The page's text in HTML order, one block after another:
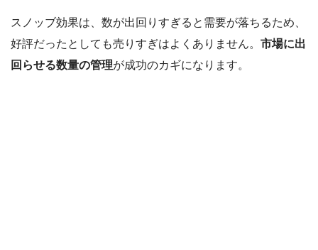
スノッブ効果は、数が出回りすぎると需要が落ちるため、
好評だったとしても売りすぎはよくありません。 市場に出
回らせる数量の管理が成功のカギになります。